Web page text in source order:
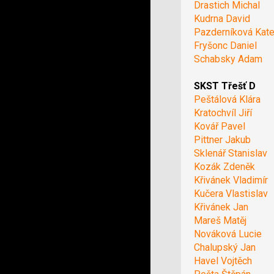
Drastich Michal
Kudrna David
Pazderníková
Fryšonc Daniel
Schabsky Adam
SKST Třešť D
Peštálová Klára
Kratochvíl Jiří
Kovář Pavel
Pittner Jakub
Sklenář Stanislav
Kozák Zdeněk
Křivánek Vladimír
Kučera Vlastislav
Křivánek Jan
Mareš Matěj
Nováková Lucie
Chalupský Jan
Havel Vojtěch